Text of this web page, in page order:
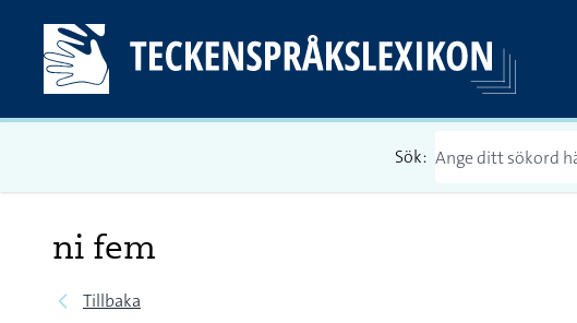
Sök:
ni fem
Tillbaka